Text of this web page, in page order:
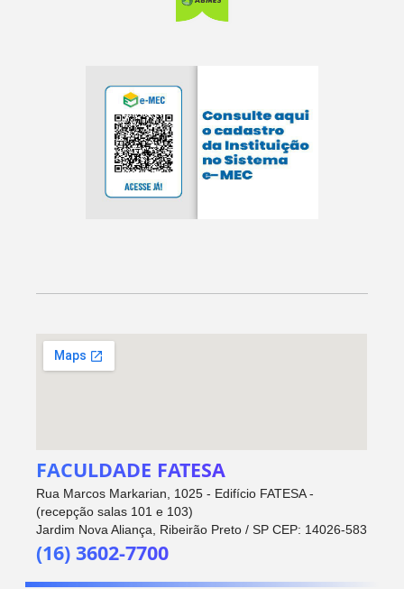
FACULDADE FATESA
Rua Marcos Markarian, 1025 - Edifício FATESA -
(recepção salas 101 e 103)
Jardim Nova Aliança, Ribeirão Preto / SP CEP: 14026-583
(16) 3602-7700